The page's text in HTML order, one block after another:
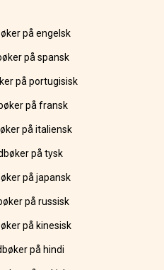
på engelsk
på spansk
på portugisisk
på fransk
på italiensk
på tysk
på japansk
på russisk
på kinesisk
på hindi